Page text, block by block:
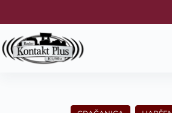
k
p
t